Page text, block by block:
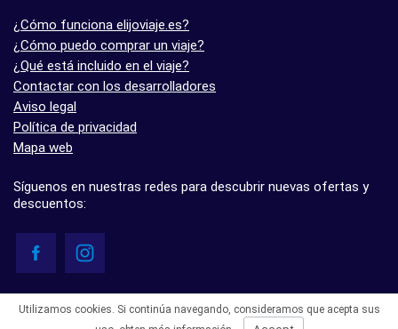
¿Cómo funciona elijoviaje.es?
¿Cómo puedo comprar un viaje?
¿Qué está incluido en el viaje?
Contactar con los desarrolladores
Aviso legal
Política de privacidad
Mapa web
Síguenos en nuestras redes para descubrir nuevas ofertas y
descuentos:
- 5.0 basado en 7 opiniones
Utilizamos cookies. Si continúa navegando, consideramos que acepta sus